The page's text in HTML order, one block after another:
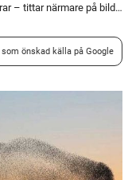
Fotograf fotar flock med starar – tittar närmare på bilderna och ser det osannolika
önskad källa på Google